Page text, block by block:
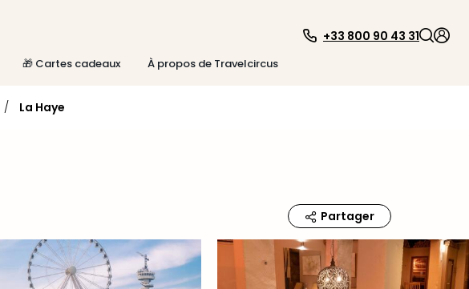
🎁 Cartes cadeaux À propos de Travelcircus
+33 800 90 43 31
/ La Haye
Partager